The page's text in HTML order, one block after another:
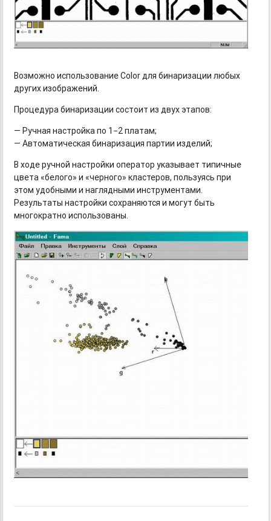
Возможно использование Color для бинаризации любых
других изображений.
Процедура бинаризации состоит из двух этапов:
— Ручная настройка по 1−2 платам;
— Автоматическая бинаризация партии изделий;
В ходе ручной настройки оператор указывает типичные
цвета «белого» и «черного» кластеров, пользуясь при
этом удобными и наглядными инструментами.
Результаты настройки сохраняются и могут быть
многократно использованы.